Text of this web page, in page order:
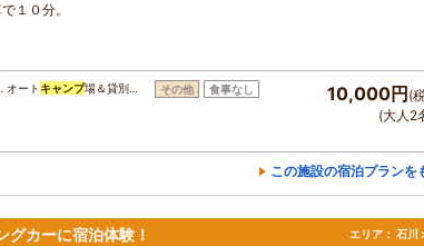
１０分。
オート キャンプ場＆貸別… その他 食事なし 10,000円 (
(大人2
この施設の宿泊プランを
グカーに宿泊体験！ エリア： 石川